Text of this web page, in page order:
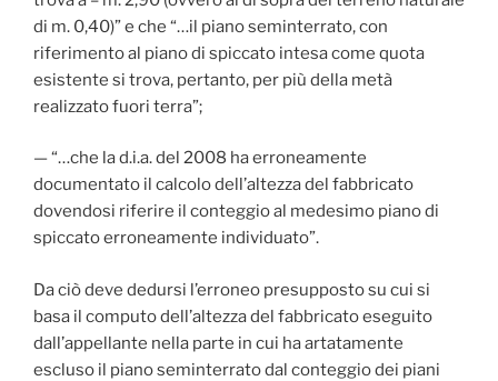
di m. 0,40)” e che “…il piano seminterrato, con
riferimento al piano di spiccato intesa come quota
esistente si trova, pertanto, per più della metà
realizzato fuori terra”;
— “…che la d.i.a. del 2008 ha erroneamente
documentato il calcolo dell’altezza del fabbricato
dovendosi riferire il conteggio al medesimo piano di
spiccato erroneamente individuato”.
Da ciò deve dedursi l’erroneo presupposto su cui si
basa il computo dell’altezza del fabbricato eseguito
dall’appellante nella parte in cui ha artatamente
escluso il piano seminterrato dal conteggio dei piani